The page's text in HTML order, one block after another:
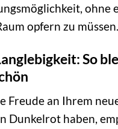
ohne
opfern zu müssen.
So
Freude an Ihrem
Dunkelrot haben,